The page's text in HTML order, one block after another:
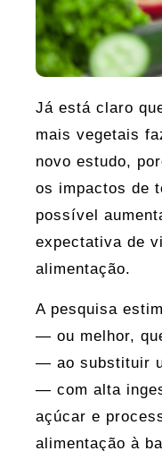
Já está claro
mais vegetais
novo estudo,
os impactos de
possível
expectativa de
alimentação.
A pesquisa
— ou melhor,
— ao substituir
— com alta
açúcar e
alimentação à